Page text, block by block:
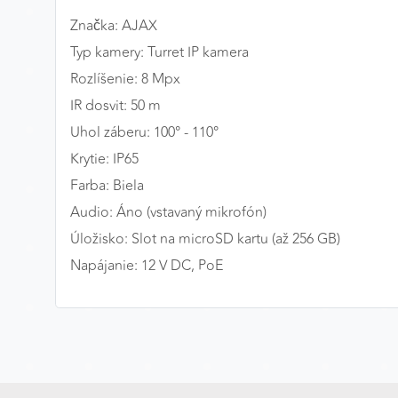
Značka: AJAX
Typ kamery: Turret IP kamera
Rozlíšenie: 8 Mpx
IR dosvit: 50 m
Uhol záberu: 100° - 110°
Krytie: IP65
Farba: Biela
Audio: Áno (vstavaný mikrofón)
Úložisko: Slot na microSD kartu (až 256 GB)
Napájanie: 12 V DC, PoE
MARKETINGOVÉ COOKIES
Marketingové cookies sa používajú na sledovanie
správania používateľov naprieč webovými stránkami.
Umožňujú nám a našim partnerom zobrazovať cielenú
reklamných sieťach tretích strán.
Google Ads
Poskytovateľ: Google